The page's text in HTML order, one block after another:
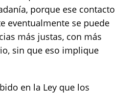
porque ese contacto
eventualmente se puede
más justas, con más
sin que eso implique
en la Ley que los